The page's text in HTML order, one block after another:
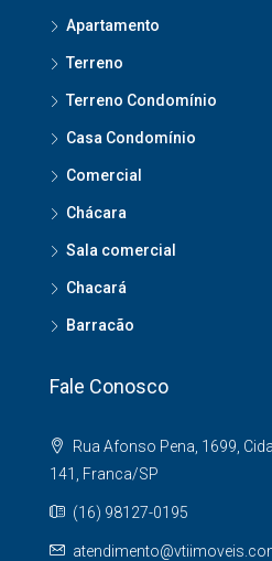
Apartamento
Terreno
Terreno Condomínio
Casa Condomínio
Comercial
Chácara
Sala comercial
Chacará
Barracão
Fale Conosco
Rua Afonso Pena, 1699,
141, Franca/SP
(16) 98127-0195